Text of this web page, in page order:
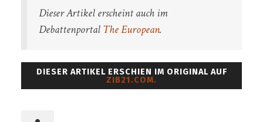
Dieser Artikel erscheint auch im
Debattenportal The European.
DIESER ARTIKEL ERSCHIEN IM ORIGINAL AUF
ZIB21.COM.